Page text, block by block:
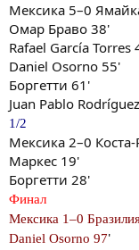
Мексика 5–0
Омар Браво 38'
Rafael García Torres
Daniel Osorno 55'
Боргетти 61'
Juan Pablo
1/2
Мексика 2–0
Маркес 19'
Боргетти 28'
Финал
Мексика 1–0
Daniel Osorno 97'